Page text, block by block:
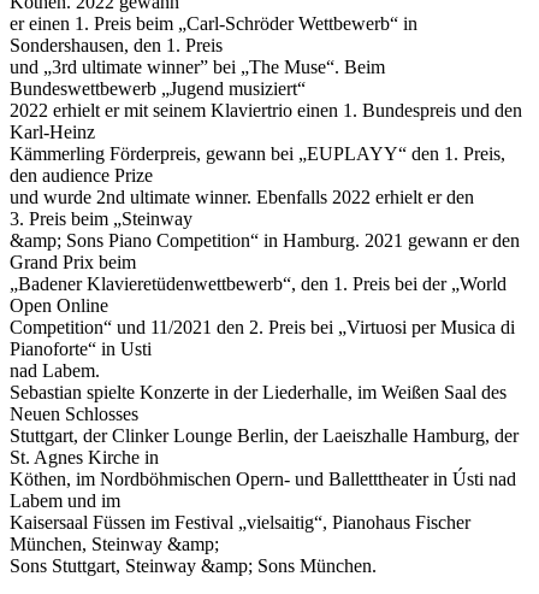
er einen 1. Preis beim „Carl-Schröder Wettbewerb“ in
Sondershausen, den 1. Preis
und „3rd ultimate winner” bei „The Muse“. Beim
Bundeswettbewerb „Jugend musiziert“
2022 erhielt er mit seinem Klaviertrio einen 1. Bundespreis und den
Karl-Heinz
Kämmerling Förderpreis, gewann bei „EUPLAYY“ den 1. Preis,
den audience Prize
und wurde 2nd ultimate winner. Ebenfalls 2022 erhielt er den
3. Preis beim „Steinway
&amp; Sons Piano Competition“ in Hamburg. 2021 gewann er den
Grand Prix beim
„Badener Klavieretüdenwettbewerb“, den 1. Preis bei der „World
Open Online
Competition“ und 11/2021 den 2. Preis bei „Virtuosi per Musica di
Pianoforte“ in Usti
nad Labem.
Sebastian spielte Konzerte in der Liederhalle, im Weißen Saal des
Neuen Schlosses
Stuttgart, der Clinker Lounge Berlin, der Laeiszhalle Hamburg, der
St. Agnes Kirche in
Köthen, im Nordböhmischen Opern- und Balletttheater in Ústi nad
Labem und im
Kaisersaal Füssen im Festival „vielsaitig“, Pianohaus Fischer
München, Steinway &amp;
Sons Stuttgart, Steinway &amp; Sons München.